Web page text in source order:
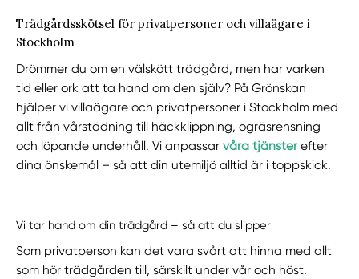
Trädgårdsskötsel för privatpersoner och villaägare i
Stockholm
Drömmer du om en välskött trädgård, men har varken
tid eller ork att ta hand om den själv? På Grönskan
hjälper vi villaägare och privatpersoner i Stockholm med
allt från vårstädning till häckklippning, ogräsrensning
och löpande underhåll. Vi anpassarvåra tjänsterefter
dina önskemål – så att din utemiljö alltid är i toppskick.
Vi tar hand om din trädgård – så att du slipper
Som privatperson kan det vara svårt att hinna med allt
som hör trädgården till, särskilt under vår och höst.